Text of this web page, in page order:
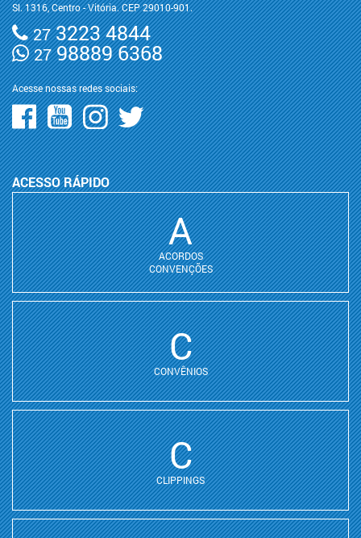
Sl. 1316, Centro - Vitória. CEP 29010-901.
273223 4844
2798889 6368
Acesse nossas redes sociais:
ACESSO RÁPIDO
A
ACORDOS
CONVENÇÕES
C
CONVÊNIOS
C
CLIPPINGS